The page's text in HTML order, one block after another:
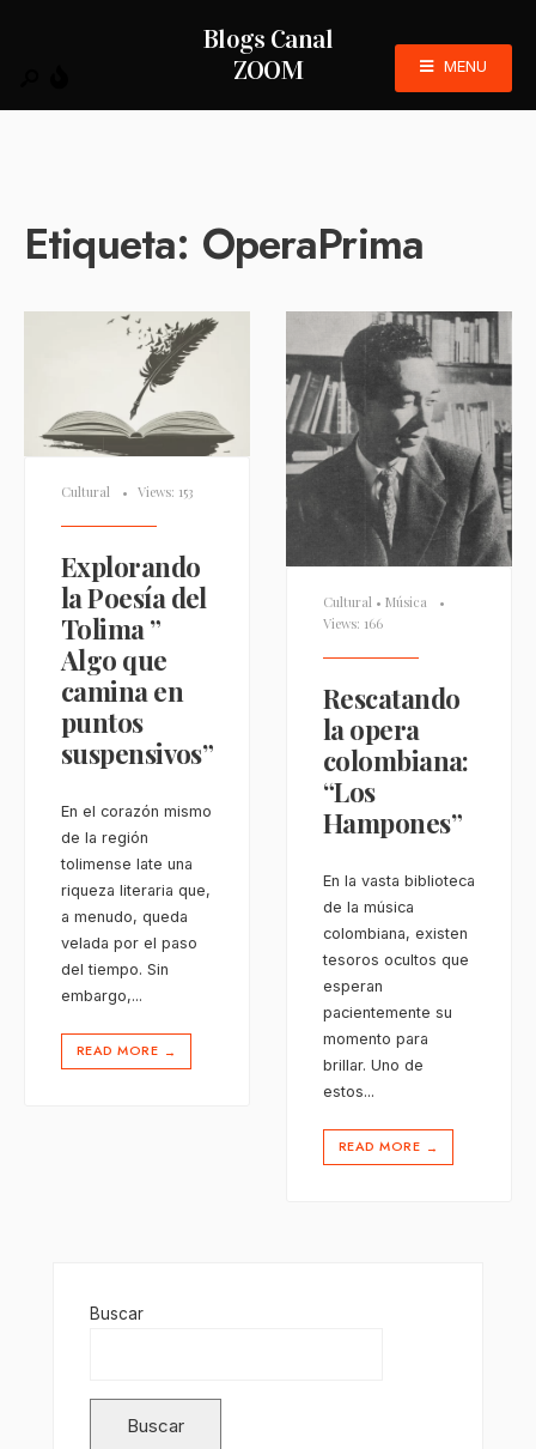
Blogs Canal
ZOOM
MENU
Etiqueta: OperaPrima
Cultural • Views: 153
Explorando
la Poesía del
Tolima ”
Algo que
camina en
puntos
suspensivos”
En el corazón mismo
de la región
tolimense late una
riqueza literaria que,
a menudo, queda
velada por el paso
del tiempo. Sin
embargo,...
READ MORE →
Cultural • Música
•
Views: 166
Rescatando
la opera
colombiana:
“Los
Hampones”
En la vasta biblioteca
de la música
colombiana, existen
tesoros ocultos que
esperan
pacientemente su
momento para
brillar. Uno de
estos...
READ MORE →
Buscar
Buscar